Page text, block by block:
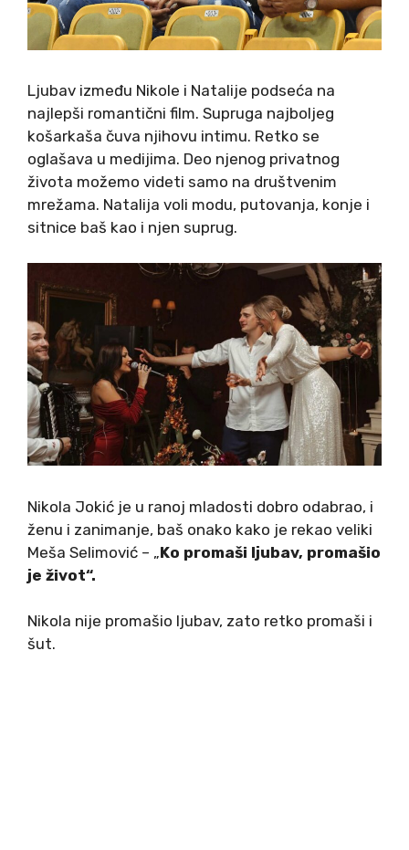
Ljubav između Nikole i Natalije podseća na
najlepši romantični film. Supruga najboljeg
košarkaša čuva njihovu intimu. Retko se
oglašava u medijima. Deo njenog privatnog
života možemo videti samo na društvenim
mrežama. Natalija voli modu, putovanja, konje i
sitnice baš kao i njen suprug.
Nikola Jokić je u ranoj mladosti dobro odabrao, i
ženu i zanimanje, baš onako kako je rekao veliki
Meša Selimović – „Ko promaši ljubav, promašio
je život“.
Nikola nije promašio ljubav, zato retko promaši i
šut.